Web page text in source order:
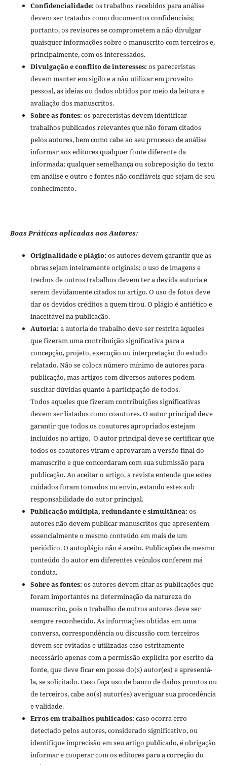
Confidencialidade: os trabalhos recebidos para análise
devem ser tratados como documentos confidenciais;
portanto, os revisores se comprometem a não divulgar
quaisquer informações sobre o manuscrito com terceiros e,
principalmente, com os interessados.
Divulgação e conflito de interesses: os pareceristas
devem manter em sigilo e a não utilizar em proveito
pessoal, as ideias ou dados obtidos por meio da leitura e
avaliação dos manuscritos.
Sobre as fontes: os pareceristas devem identificar
trabalhos publicados relevantes que não foram citados
pelos autores, bem como cabe ao seu processo de análise
informar aos editores qualquer fonte diferente da
informada; qualquer semelhança ou sobreposição do texto
em análise e outro e fontes não confiáveis que sejam de seu
conhecimento.
Boas Práticas aplicadas aos Autores:
Originalidade e plágio: os autores devem garantir que as
obras sejam inteiramente originais; o uso de imagens e
trechos de outros trabalhos devem ter a devida autoria e
serem devidamente citados no artigo. O uso de fotos deve
dar os devidos créditos a quem tirou. O plágio é antiético e
inaceitável na publicação.
Autoria: a autoria do trabalho deve ser restrita àqueles
que fizeram uma contribuição significativa para a
concepção, projeto, execução ou interpretação do estudo
relatado. Não se coloca número mínimo de autores para
publicação, mas artigos com diversos autores podem
suscitar dúvidas quanto à participação de todos.
Todos aqueles que fizeram contribuições significativas
devem ser listados como coautores. O autor principal deve
garantir que todos os coautores apropriados estejam
incluídos no artigo. O autor principal deve se certificar que
todos os coautores viram e aprovaram a versão final do
manuscrito e que concordaram com sua submissão para
publicação. Ao aceitar o artigo, a revista entende que estes
cuidados foram tomados no envio, estando estes sob
responsabilidade do autor principal.
Publicação múltipla, redundante e simultânea: os
autores não devem publicar manuscritos que apresentem
essencialmente o mesmo conteúdo em mais de um
periódico. O autoplágio não é aceito. Publicações de mesmo
conteúdo do autor em diferentes veículos conferem má
conduta.
Sobre as fontes: os autores devem citar as publicações que
foram importantes na determinação da natureza do
manuscrito, pois o trabalho de outros autores deve ser
sempre reconhecido. As informações obtidas em uma
conversa, correspondência ou discussão com terceiros
devem ser evitadas e utilizadas caso estritamente
necessário apenas com a permissão explícita por escrito da
fonte, que deve ficar em posse do(s) autor(es) e apresentá-
la, se solicitado. Caso faça uso de banco de dados prontos ou
de terceiros, cabe ao(s) autor(es) averiguar sua procedência
e validade.
Erros em trabalhos publicados: caso ocorra erro
detectado pelos autores, considerado significativo, ou
identifique imprecisão em seu artigo publicado, é obrigação
informar e cooperar com os editores para a correção do